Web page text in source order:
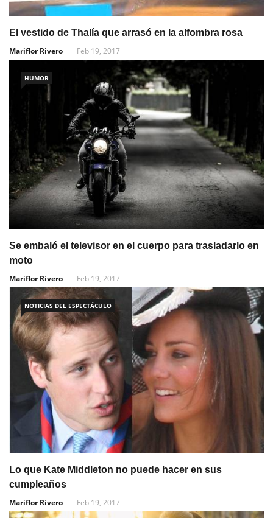
El vestido de Thalía que arrasó en la alfombra rosa
Mariflor Rivero
Feb 19, 2017
HUMOR
Se embaló el televisor en el cuerpo para trasladarlo en
moto
Mariflor Rivero
Feb 19, 2017
NOTICIAS DEL ESPECTÁCULO
Lo que Kate Middleton no puede hacer en sus
cumpleaños
Mariflor Rivero
Feb 19, 2017